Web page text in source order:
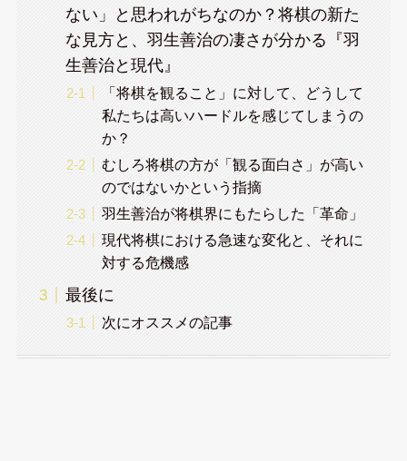
ない」と思われがちなのか？将棋の新た
な見方と、羽生善治の凄さが分かる『羽
生善治と現代』
「将棋を観ること」に対して、どうして
私たちは高いハードルを感じてしまうの
か？
むしろ将棋の方が「観る面白さ」が高い
のではないかという指摘
羽生善治が将棋界にもたらした「革命」
現代将棋における急速な変化と、それに
対する危機感
最後に
次にオススメの記事